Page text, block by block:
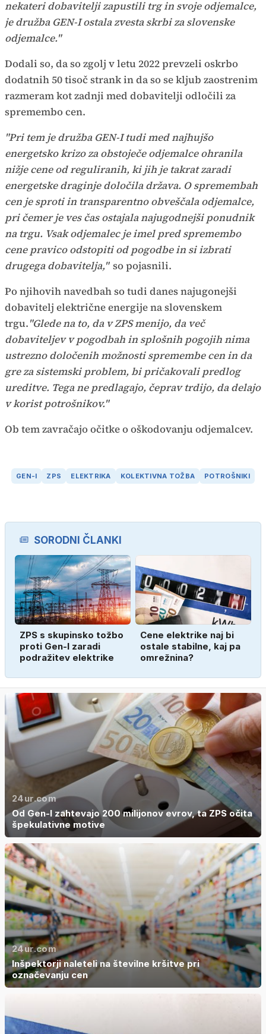
nekateri dobavitelji zapustili trg in svoje odjemalce,
je družba GEN-I ostala zvesta skrbi za slovenske
odjemalce."
Dodali so, da so zgolj v letu 2022 prevzeli oskrbo
dodatnih 50 tisoč strank in da so se kljub zaostrenim
razmeram kot zadnji med dobavitelji odločili za
spremembo cen.
"Pri tem je družba GEN-I tudi med najhujšo
energetsko krizo za obstoječe odjemalce ohranila
nižje cene od reguliranih, ki jih je takrat zaradi
energetske draginje določila država. O spremembah
cen je sproti in transparentno obveščala odjemalce,
pri čemer je ves čas ostajala najugodnejši ponudnik
na trgu. Vsak odjemalec je imel pred spremembo
cene pravico odstopiti od pogodbe in si izbrati
drugega dobavitelja," so pojasnili.
Po njihovih navedbah so tudi danes najugonejši
dobavitelj električne energije na slovenskem
trgu."Glede na to, da v ZPS menijo, da več
dobaviteljev v pogodbah in splošnih pogojih nima
ustrezno določenih možnosti spremembe cen in da
gre za sistemski problem, bi pričakovali predlog
ureditve. Tega ne predlagajo, čeprav trdijo, da delajo
v korist potrošnikov."
Ob tem zavračajo očitke o oškodovanju odjemalcev.
GEN-I ZPS ELEKTRIKA KOLEKTIVNA TOŽBA POTROŠNIKI
SORODNI ČLANKI
ZPS s skupinsko tožbo
proti Gen-I zaradi
podražitev elektrike
Cene elektrike naj bi
ostale stabilne, kaj pa
omrežnina?
24ur.com
Od Gen-I zahtevajo 200 milijonov evrov, ta ZPS očita
špekulativne motive
24ur.com
Inšpektorji naleteli na številne kršitve pri
označevanju cen